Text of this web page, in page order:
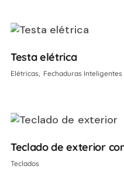
Testa elétrica
Elétricas Fechaduras Inteligentes
Teclado de exterior
Teclados